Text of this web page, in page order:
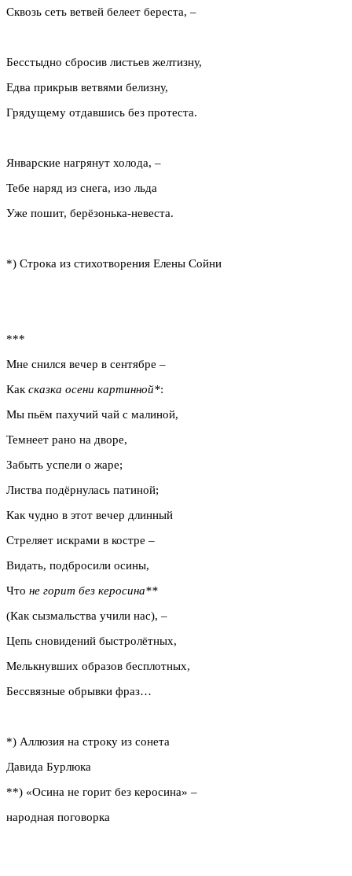
Сквозь сеть ветвей белеет береста, –
Бесстыдно сбросив листьев желтизну,
Едва прикрыв ветвями белизну,
Грядущему отдавшись без протеста.
Январские нагрянут холода, –
Тебе наряд из снега, изо льда
Уже пошит, берёзонька-невеста.
*) Строка из стихотворения Елены Сойни
***
Мне снился вечер в сентябре –
Как сказка осени картинной*:
Мы пьём пахучий чай с малиной,
Темнеет рано на дворе,
Забыть успели о жаре;
Листва подёрнулась патиной;
Как чудно в этот вечер длинный
Стреляет искрами в костре –
Видать, подбросили осины,
Что не горит без керосина**
(Как сызмальства учили нас), –
Цепь сновидений быстролётных,
Мелькнувших образов бесплотных,
Бессвязные обрывки фраз…
*) Аллюзия на строку из сонета
Давида Бурлюка
**) «Осина не горит без керосина» –
народная поговорка